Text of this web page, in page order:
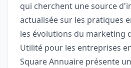
qui cherchent une source
actualisée sur les pratiques
les évolutions du marketing
Utilité pour les entreprises
Square Annuaire présente